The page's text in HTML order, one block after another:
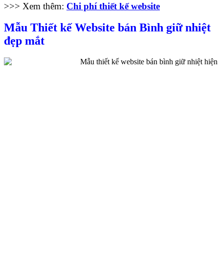
>>> Xem thêm: Chi phí thiết kế website
Mẫu Thiết kế Website bán Bình giữ nhiệt
đẹp mắt